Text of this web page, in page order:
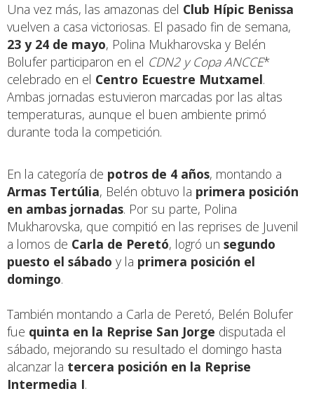
Una vez más, las amazonas del Club Hípic Benissa
vuelven a casa victoriosas. El pasado fin de semana,
23 y 24 de mayo, Polina Mukharovska y Belén
Bolufer participaron en el CDN2y Copa ANCCE*
celebrado en el Centro Ecuestre Mutxamel.
Ambas jornadas estuvieron marcadas por las altas
temperaturas, aunque el buen ambiente primó
durante toda la competición.
En la categoría de potros de 4 años, montando a
Armas Tertúlia, Belén obtuvo la primera posición
en ambas jornadas. Por su parte, Polina
Mukharovska, que compitió en las reprises de Juvenil
a lomos de Carla de Peretó, logró un segundo
puesto el sábado y la primera posición el
domingo.
También montando a Carla de Peretó, Belén Bolufer
fue quinta en la Reprise San Jorge disputada el
sábado, mejorando su resultado el domingo hasta
alcanzar la tercera posición en la Reprise
Intermedia I.